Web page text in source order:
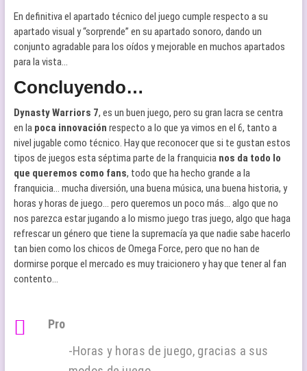
En definitiva el apartado técnico del juego cumple respecto a su
apartado visual y “sorprende” en su apartado sonoro, dando un
conjunto agradable para los oídos y mejorable en muchos apartados
para la vista…
Concluyendo…
Dynasty Warriors 7, es un buen juego, pero su gran lacra se centra
en la poca innovación respecto a lo que ya vimos en el 6, tanto a
nivel jugable como técnico. Hay que reconocer que si te gustan estos
tipos de juegos esta séptima parte de la franquicianos da todo lo
que queremos como fans, todo que ha hecho grande a la
franquicia… mucha diversión, una buena música, una buena historia, y
horas y horas de juego… pero queremos un poco más… algo que no
nos parezca estar jugando a lo mismo juego tras juego, algo que haga
refrescar un género que tiene la supremacía ya que nadie sabe hacerlo
tan bien como los chicos de Omega Force, pero que no han de
dormirse porque el mercado es muy traicionero y hay que tener al fan
contento…
Pro
-Horas y horas de juego, gracias a sus